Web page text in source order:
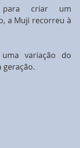
para criar um
a Muji recorreu à
variação do
geração.